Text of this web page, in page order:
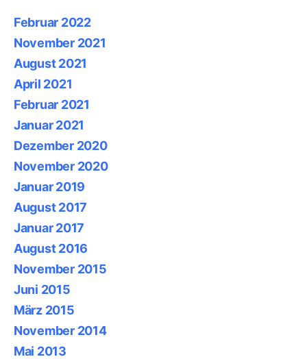
Februar 2022
November 2021
August 2021
April 2021
Februar 2021
Januar 2021
Dezember 2020
November 2020
Januar 2019
August 2017
Januar 2017
August 2016
November 2015
Juni 2015
März 2015
November 2014
Mai 2013